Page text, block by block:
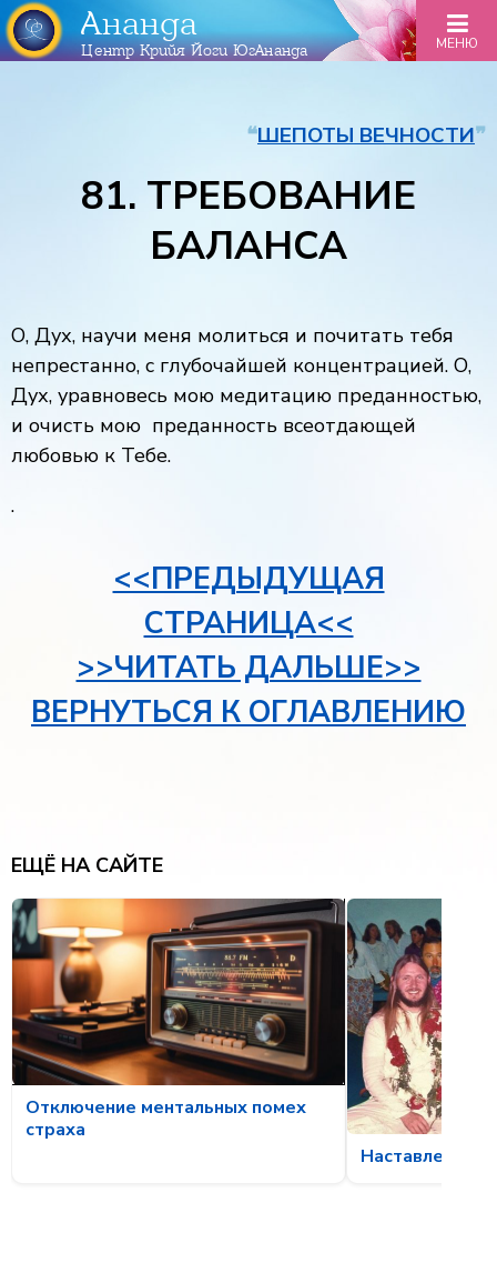
Ананда
Центр Крийя Йоги ЮгАнанда МЕНЮ
❝ШЕПОТЫ ВЕЧНОСТИ❞
81. ТРЕБОВАНИЕ
БАЛАНСА
О, Дух, научи меня молиться и почитать тебя
непрестанно, с глубочайшей концентрацией. О,
Дух, уравновесь мою медитацию преданностью,
и очисть мою преданность всеотдающей
любовью к Тебе.
.
<<ПРЕДЫДУЩАЯ
СТРАНИЦА<<
>>ЧИТАТЬ ДАЛЬШЕ>>
ВЕРНУТЬСЯ К ОГЛАВЛЕНИЮ
ЕЩЁ НА САЙТЕ
Отключение ментальных помех
страха
Наставления